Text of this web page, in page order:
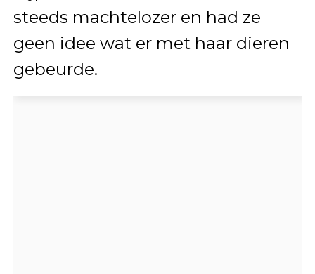
steeds machtelozer en had ze
geen idee wat er met haar dieren
gebeurde.